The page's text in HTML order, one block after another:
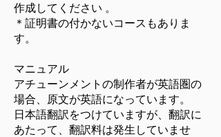
作成してください 。
＊証明書の付かないコースもありま
す。
マニュアル
アチューンメントの制作者が英語圏の
場合、原文が英語になっています。
日本語翻訳をつけていますが、翻訳に
あたって、翻訳料は発生していませ